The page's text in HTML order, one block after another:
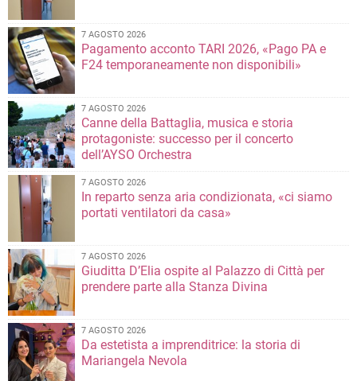
7 AGOSTO 2026
Pagamento acconto TARI 2026, «Pago PA e
F24 temporaneamente non disponibili»
7 AGOSTO 2026
Canne della Battaglia, musica e storia
protagoniste: successo per il concerto
dell’AYSO Orchestra
7 AGOSTO 2026
In reparto senza aria condizionata, «ci siamo
portati ventilatori da casa»
7 AGOSTO 2026
Giuditta D’Elia ospite al Palazzo di Città per
prendere parte alla Stanza Divina
7 AGOSTO 2026
Da estetista a imprenditrice: la storia di
Mariangela Nevola